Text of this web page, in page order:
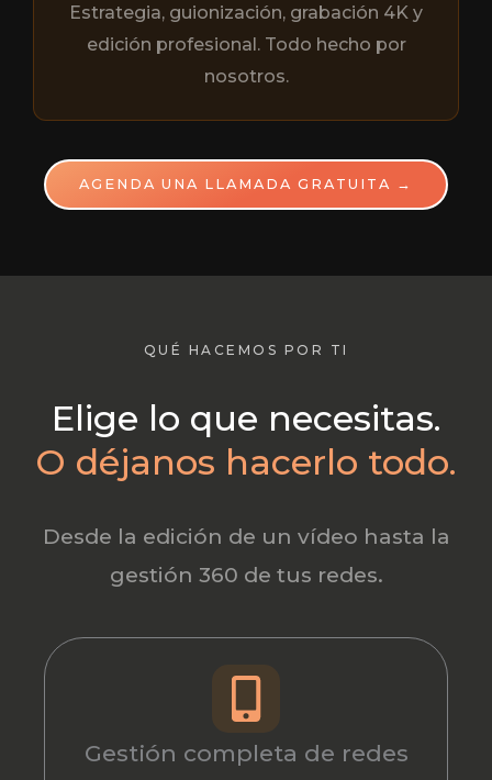
Estrategia, guionización, grabación 4K y
edición profesional. Todo hecho por
nosotros.
AGENDA UNA LLAMADA GRATUITA →
QUÉ HACEMOS POR TI
Elige lo que necesitas.
O déjanos hacerlo todo.
Desde la edición de un vídeo hasta la
gestión 360 de tus redes.
Gestión completa de redes